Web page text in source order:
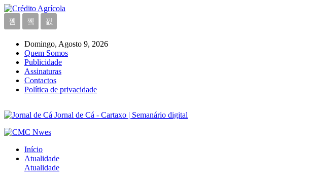
Domingo, Agosto 9, 2026
Quem Somos
Publicidade
Assinaturas
Contactos
Política de privacidade
Jornal de Cá - Cartaxo | Semanário digital
Início
Atualidade
Atualidade